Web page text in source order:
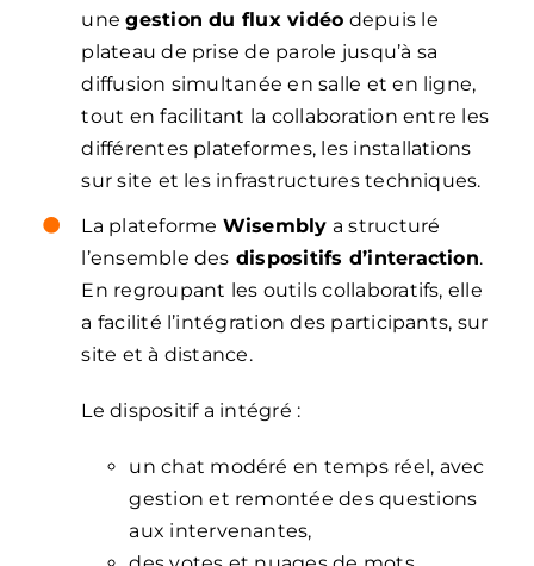
unegestion du flux vidéo depuis le
plateau de prise de parole jusqu’à sa
diffusion simultanée en salle et en ligne,
tout en facilitant la collaboration entre les
différentes plateformes, les installations
sur site et les infrastructures techniques.
La plateforme Wisembly a structuré
l’ensemble des dispositifs d’interaction.
En regroupant les outils collaboratifs, elle
a facilité l’intégration des participants, sur
site et à distance.
Le dispositif a intégré :
un chat modéré en temps réel, avec
gestion et remontée des questions
aux intervenantes,